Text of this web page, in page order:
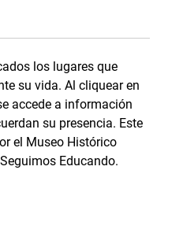
los lugares que
su vida. Al cliquear en
accede a información
su presencia. Este
el Museo Histórico
Educando.